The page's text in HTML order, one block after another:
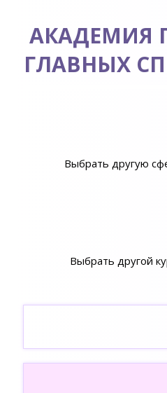
АКАДЕМИЯ
ГЛАВНЫХ
Выбрать другую
Выбрать другой